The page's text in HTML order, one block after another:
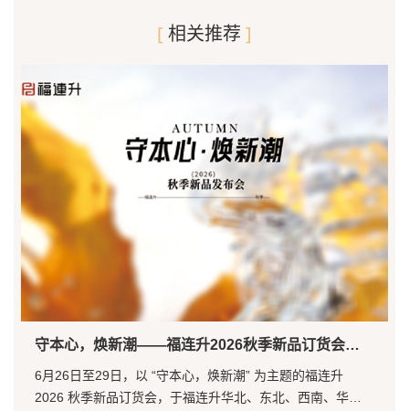
[ 相关推荐 ]
守本心，焕新潮——福连升2026秋季新品订货会圆满举行
6月26日至29日，以 “守本心，焕新潮” 为主题的福连升
2026 秋季新品订货会，于福连升华北、东北、西南、华